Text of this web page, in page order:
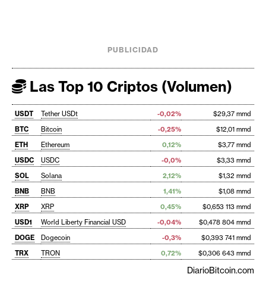
PUBLICIDAD
Las Top 10 Criptos (Volumen)
USDT Tether USDt -0,02%
$29,37 mmd
BTC
Bitcoin -0,25%
$12,01 mmd
ETH
Ethereum 0,12%
$3,77 mmd
USDC
USDC -0,0%
$3,33 mmd
SOL
Solana 2,12%
$1,32 mmd
BNB
BNB 1,41%
$1,08 mmd
XRP
XRP 0,45%
$0,653 113 mmd
USD1
World Liberty Financial USD -0,04%
$0,478 804 mmd
DOGE
Dogecoin -0,3%
$0,393 741 mmd
TRX
TRON 0,72% $0,306 643 mmd
DiarioBitcoin.com